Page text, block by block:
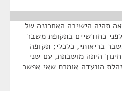
תהיה הישיבה האחרונה של
כחודשיים בתקופת משבר
בריאותי, כלכלי; תקופה
היתה מושבתת, עם שני
הוועדה אומרת שאי אפשר